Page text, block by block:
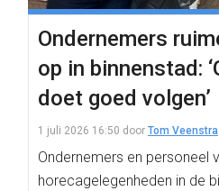
Ondernemers
op in binnenstad:
doet goed volgen’
1 juli 2026 16:50 door Tom Veenstra
Ondernemers en personeel
horecagelegenheden in de